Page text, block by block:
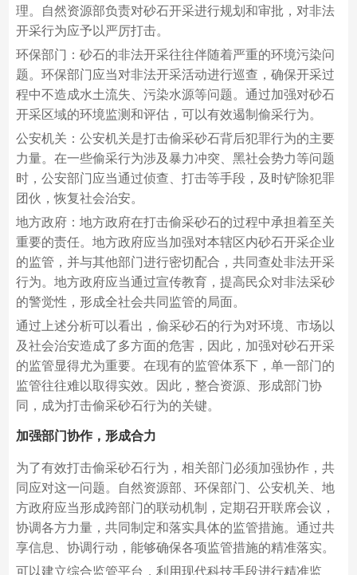
理。自然资源部负责对砂石开采进行规划和审批，对非法
开采行为应予以严厉打击。
环保部门：砂石的非法开采往往伴随着严重的环境污染问
题。环保部门应当对非法开采活动进行巡查，确保开采过
程中不造成水土流失、污染水源等问题。通过加强对砂石
开采区域的环境监测和评估，可以有效遏制偷采行为。
公安机关：公安机关是打击偷采砂石背后犯罪行为的主要
力量。在一些偷采行为涉及暴力冲突、黑社会势力等问题
时，公安部门应当通过侦查、打击等手段，及时铲除犯罪
团伙，恢复社会治安。
地方政府：地方政府在打击偷采砂石的过程中承担着至关
重要的责任。地方政府应当加强对本辖区内砂石开采企业
的监管，并与其他部门进行密切配合，共同查处非法开采
行为。地方政府应当通过宣传教育，提高民众对非法采砂
的警觉性，形成全社会共同监管的局面。
通过上述分析可以看出，偷采砂石的行为对环境、市场以
及社会治安造成了多方面的危害，因此，加强对砂石开采
的监管显得尤为重要。在现有的监管体系下，单一部门的
监管往往难以取得实效。因此，整合资源、形成部门协
同，成为打击偷采砂石行为的关键。
加强部门协作，形成合力
为了有效打击偷采砂石行为，相关部门必须加强协作，共
同应对这一问题。自然资源部、环保部门、公安机关、地
方政府应当形成跨部门的联动机制，定期召开联席会议，
协调各方力量，共同制定和落实具体的监管措施。通过共
享信息、协调行动，能够确保各项监管措施的精准落实。
可以建立综合监管平台，利用现代科技手段进行精准监